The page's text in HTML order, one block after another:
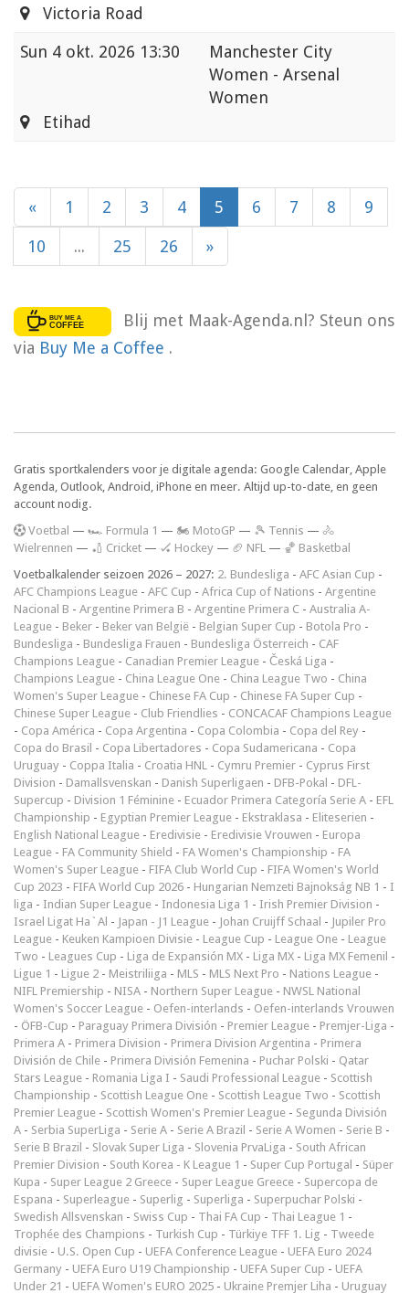
Victoria Road
Sun 4 okt. 2026 13:30
Manchester City
Women - Arsenal
Women
Etihad
« 1 2 3 4 5 6 7 8 9
10 ... 25 26 »
Blij met Maak-Agenda.nl? Steun ons
via Buy Me a Coffee .
Gratis sportkalenders voor je digitale agenda: Google Calendar, Apple
Agenda, Outlook, Android, iPhone en meer. Altijd up-to-date, en geen
account nodig.
Voetbal — 🏎️ Formula 1 — 🏍 MotoGP — 🎾 Tennis — 🚴
Wielrennen — 🏏 Cricket — 🏑 Hockey — 🏈 NFL — 🏀 Basketbal
Voetbalkalender seizoen 2026 – 2027: 2. Bundesliga - AFC Asian Cup -
AFC Champions League - AFC Cup - Africa Cup of Nations - Argentine
Nacional B - Argentine Primera B - Argentine Primera C - Australia A-
League - Beker - Beker van België - Belgian Super Cup - Botola Pro -
Bundesliga - Bundesliga Frauen - Bundesliga Österreich - CAF
Champions League - Canadian Premier League - Česká Liga -
Champions League - China League One - China League Two - China
Women's Super League - Chinese FA Cup - Chinese FA Super Cup -
Chinese Super League - Club Friendlies - CONCACAF Champions League
- Copa América - Copa Argentina - Copa Colombia - Copa del Rey -
Copa do Brasil - Copa Libertadores - Copa Sudamericana - Copa
Uruguay - Coppa Italia - Croatia HNL - Cymru Premier - Cyprus First
Division - Damallsvenskan - Danish Superligaen - DFB-Pokal - DFL-
Supercup - Division 1 Féminine - Ecuador Primera Categoría Serie A - EFL
Championship - Egyptian Premier League - Ekstraklasa - Eliteserien -
English National League - Eredivisie - Eredivisie Vrouwen - Europa
League - FA Community Shield - FA Women's Championship - FA
Women's Super League - FIFA Club World Cup - FIFA Women's World
Cup 2023 - FIFA World Cup 2026 - Hungarian Nemzeti Bajnokság NB 1 - I
liga - Indian Super League - Indonesia Liga 1 - Irish Premier Division -
Israel Ligat Ha`Al - Japan - J1 League - Johan Cruijff Schaal - Jupiler Pro
League - Keuken Kampioen Divisie - League Cup - League One - League
Two - Leagues Cup - Liga de Expansión MX - Liga MX - Liga MX Femenil -
Ligue 1 - Ligue 2 - Meistriliiga - MLS - MLS Next Pro - Nations League -
NIFL Premiership - NISA - Northern Super League - NWSL National
Women's Soccer League - Oefen-interlands - Oefen-interlands Vrouwen
- ÖFB-Cup - Paraguay Primera División - Premier League - Premjer-Liga -
Primera A - Primera Division - Primera Division Argentina - Primera
División de Chile - Primera División Femenina - Puchar Polski - Qatar
Stars League - Romania Liga I - Saudi Professional League - Scottish
Championship - Scottish League One - Scottish League Two - Scottish
Premier League - Scottish Women's Premier League - Segunda División
A - Serbia SuperLiga - Serie A - Serie A Brazil - Serie A Women - Serie B -
Serie B Brazil - Slovak Super Liga - Slovenia PrvaLiga - South African
Premier Division - South Korea - K League 1 - Super Cup Portugal - Süper
Kupa - Super League 2 Greece - Super League Greece - Supercopa de
Espana - Superleague - Superlig - Superliga - Superpuchar Polski -
Swedish Allsvenskan - Swiss Cup - Thai FA Cup - Thai League 1 -
Trophée des Champions - Turkish Cup - Türkiye TFF 1. Lig - Tweede
divisie - U.S. Open Cup - UEFA Conference League - UEFA Euro 2024
Germany - UEFA Euro U19 Championship - UEFA Super Cup - UEFA
Under 21 - UEFA Women's EURO 2025 - Ukraine Premjer Liha - Uruguay